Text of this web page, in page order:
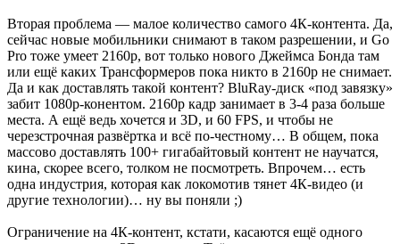
Вторая проблема — малое количество самого 4К-контента. Да,
сейчас новые мобильники снимают в таком разрешении, и Go
Pro тоже умеет 2160p, вот только нового Джеймса Бонда там
или ещё каких Трансформеров пока никто в 2160p не снимает.
Да и как доставлять такой контент? BluRay-диск «под завязку»
забит 1080p-конентом. 2160p кадр занимает в 3-4 раза больше
места. А ещё ведь хочется и 3D, и 60 FPS, и чтобы не
черезстрочная развёртка и всё по-честному… В общем, пока
массово доставлять 100+ гигабайтовый контент не научатся,
кина, скорее всего, толком не посмотреть. Впрочем… есть
одна индустрия, которая как локомотив тянет 4К-видео (и
другие технологии)… ну вы поняли ;)
Ограничение на 4К-контент, кстати, касаются ещё одного